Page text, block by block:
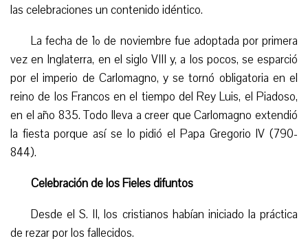
las celebraciones un contenido idéntico.
La fecha de 1º de noviembre fue adoptada por primera
vez en Inglaterra, en el siglo VIII y, a los pocos, se esparció
por el imperio de Carlomagno, y se tornó obligatoria en el
reino de los Francos en el tiempo del Rey Luis, el Piadoso,
en el año 835. Todo lleva a creer que Carlomagno extendió
la fiesta porque así se lo pidió el Papa Gregorio IV (790-
844).
Celebración de los Fieles difuntos
Desde el S. II, los cristianos habían iniciado la práctica
de rezar por los fallecidos.